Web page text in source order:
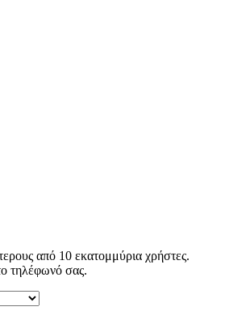
από 10 εκατομμύρια χρήστες.
τηλέφωνό σας.